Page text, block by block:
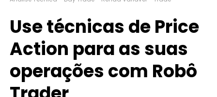
Use técnicas de Price
Action para as suas
operações com Robô